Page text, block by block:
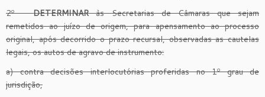
2º –DETERMINARàs Secretarias de Câmaras que sejam
remetidos ao juízo de origem, para apensamento ao processo
original, após decorrido o prazo recursal, observadas as cautelas
legais, os autos de agravo de instrumento:
a) contra decisões interlocutórias proferidas no 1º grau de
jurisdição,